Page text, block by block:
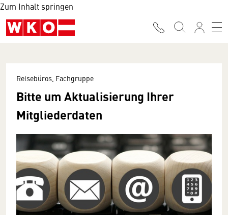
Zum Inhalt springen
Reisebüros, Fachgruppe
Bitte um Aktualisierung Ihrer
Mitgliederdaten